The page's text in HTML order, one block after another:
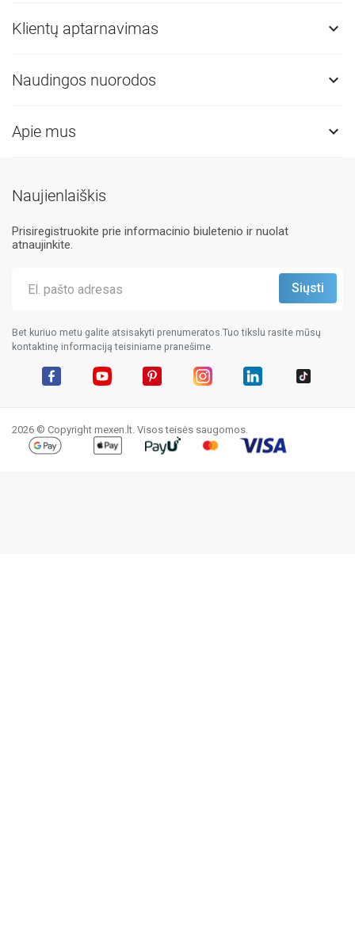
Klientų aptarnavimas 
Naudingos nuorodos 
Apie mus 
Naujienlaiškis
Prisiregistruokite prie informacinio biuletenio ir nuolat
atnaujinkite.
Bet kuriuo metu galite atsisakyti prenumeratos.Tuo tikslu rasite mūsų
kontaktinę informaciją teisiniame pranešime.
2026 © Copyright mexen.lt. Visos teisės saugomos.